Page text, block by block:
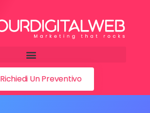
Richiedi Un Preventivo